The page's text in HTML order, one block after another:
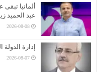
ألمانيا
عبد الحميد
2026-08-08
إدارة
2026-08-07